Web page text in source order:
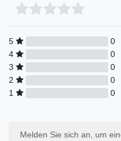
5
0
4
0
3
0
2
0
1
0
Melden Sie sich an, um